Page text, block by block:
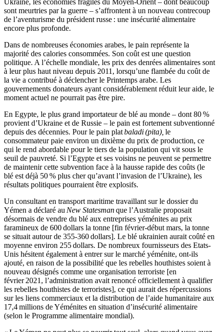
Ukraine, les économies fragiles du Moyen-Orient – dont beaucoup
sont meurtries par la guerre – s’affrontent à un nouveau contrecoup
de l’aventurisme du président russe : une insécurité alimentaire
encore plus profonde.
Dans de nombreuses économies arabes, le pain représente la
majorité des calories consommées. Son coût est une question
politique. A l’échelle mondiale, les prix des denrées alimentaires sont
à leur plus haut niveau depuis 2011, lorsqu’une flambée du coût de
la vie a contribué à déclencher le Printemps arabe. Les
gouvernements donateurs ayant considérablement réduit leur aide, le
moment actuel ne pourrait pas être pire.
En Egypte, le plus grand importateur de blé au monde – dont 80 %
provient d’Ukraine et de Russie – le pain est fortement subventionné
depuis des décennies. Pour le pain platbaladi(pita), le
consommateur paie environ un dixième du prix de production, ce
qui le rend abordable pour le tiers de la population qui vit sous le
seuil de pauvreté. Si l’Egypte et ses voisins ne peuvent se permettre
de maintenir cette subvention face à la hausse rapide des coûts (le
blé est déjà 50 % plus cher qu’avant l’invasion de l’Ukraine), les
résultats politiques pourraient être explosifs.
Un consultant en transport maritime travaillant sur le dossier du
Yémen a déclaré au New Statesmanque l’Australie proposait
désormais de vendre du blé aux entreprises yéménites au prix
faramineux de 600 dollars la tonne [fin février-début mars, la tonne
se situait autour de 355-360 dollars]. Le blé ukrainien aurait coûté en
moyenne environ 255 dollars. De nombreux fournisseurs des Etats-
Unis hésitent également à entrer sur le marché yéménite, ont-ils
ajouté, en raison de la possibilité que les rebelles houthistes soient à
nouveau désignés comme une organisation terroriste [en
février 2021, l’administration avait renoncé officiellement à qualifier
les rebelles houthistes de terroristes], ce qui aurait des répercussions
sur les liens commerciaux et la distribution de l’aide humanitaire aux
17,4 millions de Yéménites en situation d’insécurité alimentaire
(selon le Programme alimentaire mondial).